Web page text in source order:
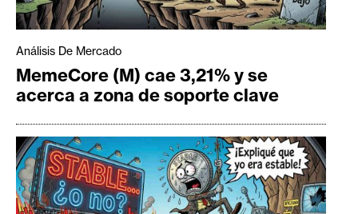
Análisis De Mercado
MemeCore (M) cae 3,21% y se
acerca a zona de soporte clave